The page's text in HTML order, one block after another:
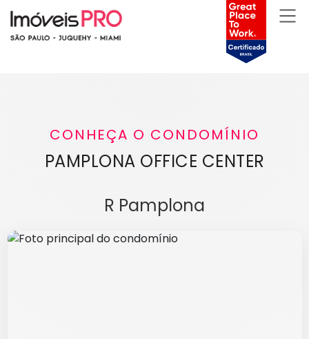
CONHEÇA O CONDOMÍNIO
PAMPLONA OFFICE CENTER
R Pamplona